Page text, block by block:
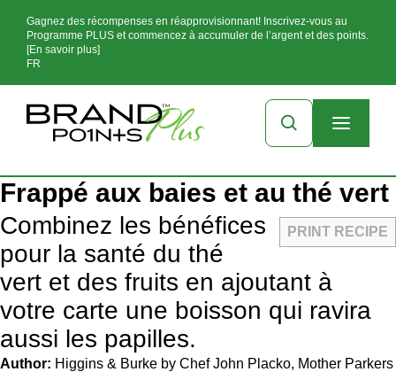
Gagnez des récompenses en réapprovisionnant! Inscrivez-vous au
Programme PLUS et commencez à accumuler de l’argent et des points.
[En savoir plus]
FR
Frappé aux baies et au thé vert
PRINT RECIPE
Combinez les bénéfices
pour la santé du thé
vert et des fruits en ajoutant à
votre carte une boisson qui ravira
aussi les papilles.
Author: Higgins & Burke by Chef John Placko, Mother Parkers